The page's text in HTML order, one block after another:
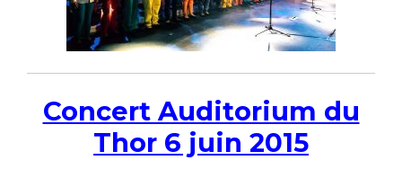
Concert Auditorium du
Thor 6 juin 2015